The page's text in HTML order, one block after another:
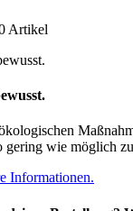
Artikel
wie möglich
Informationen.